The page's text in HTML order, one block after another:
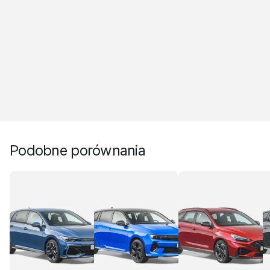
Podobne porównania